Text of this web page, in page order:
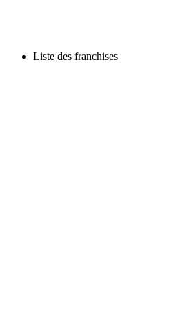
Liste des franchises